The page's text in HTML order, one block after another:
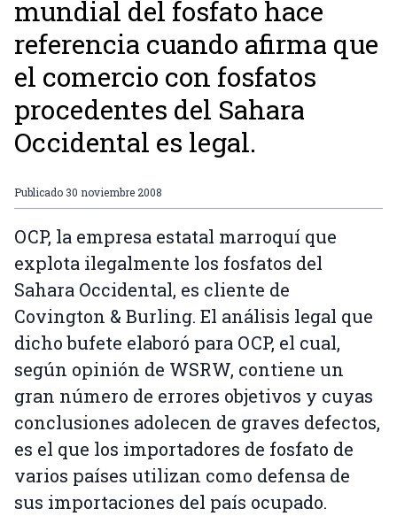
mundial del fosfato hace
referencia cuando afirma que
el comercio con fosfatos
procedentes del Sahara
Occidental es legal.
Publicado 30 noviembre 2008
OCP, la empresa estatal marroquí que
explota ilegalmente los fosfatos del
Sahara Occidental, es cliente de
Covington & Burling. El análisis legal que
dicho bufete elaboró para OCP, el cual,
según opinión de WSRW, contiene un
gran número de errores objetivos y cuyas
conclusiones adolecen de graves defectos,
es el que los importadores de fosfato de
varios países utilizan como defensa de
sus importaciones del país ocupado.